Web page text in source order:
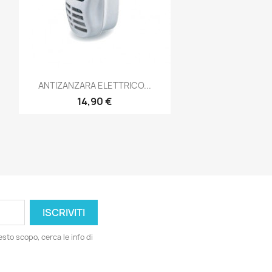
ANTIZANZARA ELETTRICO...
14,90 €
Anteprima
scopo, cerca le info di